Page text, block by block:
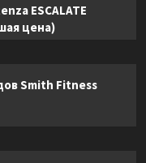
ESCALATE
цена)
Smith Fitness